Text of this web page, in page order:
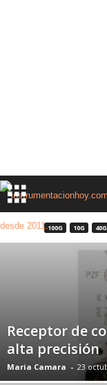
100G 10G 40G
Receptor de
alta precisión
Maria Camara - 23